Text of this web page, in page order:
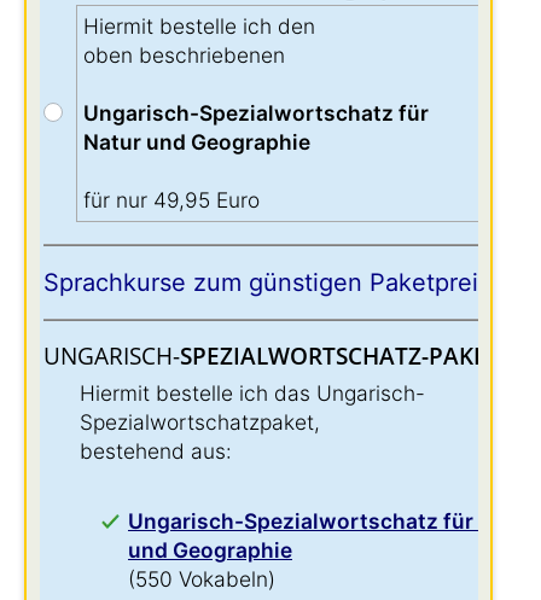
Hiermit bestelle ich den
oben beschriebenen
Ungarisch-Spezialwortschatz für
Natur und Geographie
für nur 49,95 Euro
Sprachkurse zum günstigen Paketpreis:
UNGARISCH-SPEZIALWORTSCHATZ-PAKET:
Hiermit bestelle ich das Ungarisch-
Spezialwortschatzpaket,
bestehend aus:
Ungarisch-Spezialwortschatz für Natur
und Geographie
(550 Vokabeln)